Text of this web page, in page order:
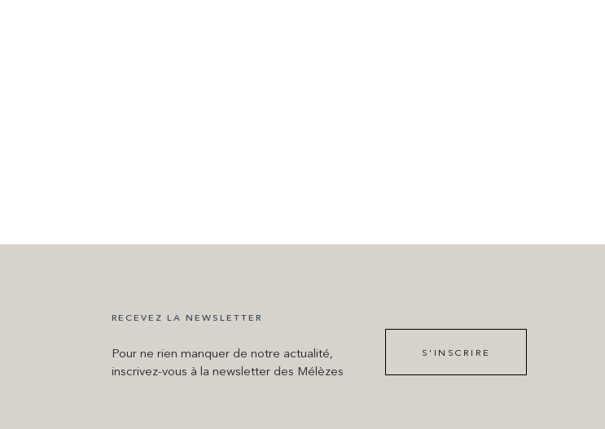
RECEVEZ LA NEWSLETTER
Pour ne rien manquer de notre actualité,
inscrivez-vous à la newsletter des Mélèzes
S'INSCRIRE